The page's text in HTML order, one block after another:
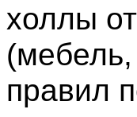
холлы
правил